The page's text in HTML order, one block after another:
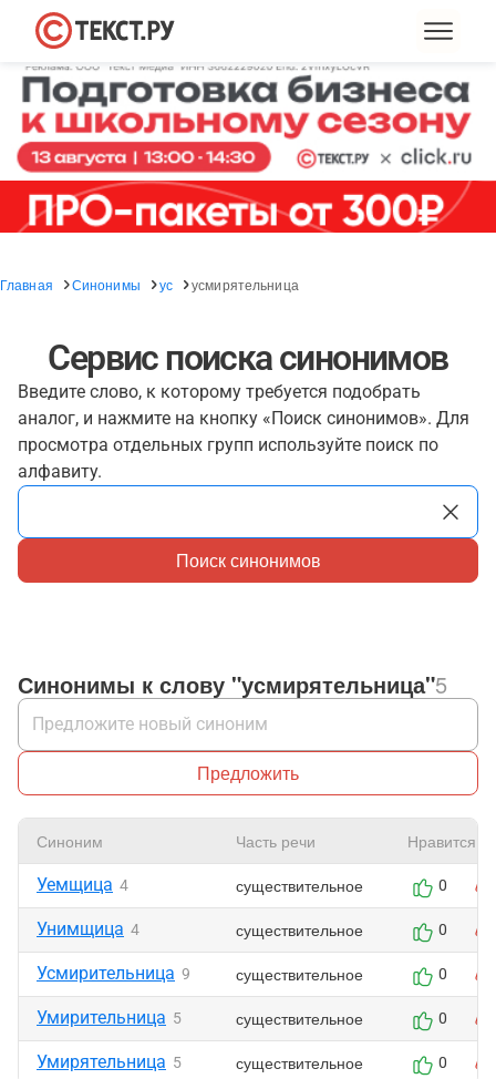
Главная Синонимы ус усмирятельница
Сервис поиска синонимов
Введите слово, к которому требуется подобрать
аналог, и нажмите на кнопку «Поиск синонимов». Для
просмотра отдельных групп используйте поиск по
алфавиту.
Поиск синонимов
Синонимы к слову "усмирятельница"5
Предложить
Синоним Часть речи Нравится
Уемщица 4 существительное 0
Унимщица 4 существительное 0
Усмирительница 9 существительное 0
Умирительница 5 существительное 0
Умирятельница 5 существительное 0